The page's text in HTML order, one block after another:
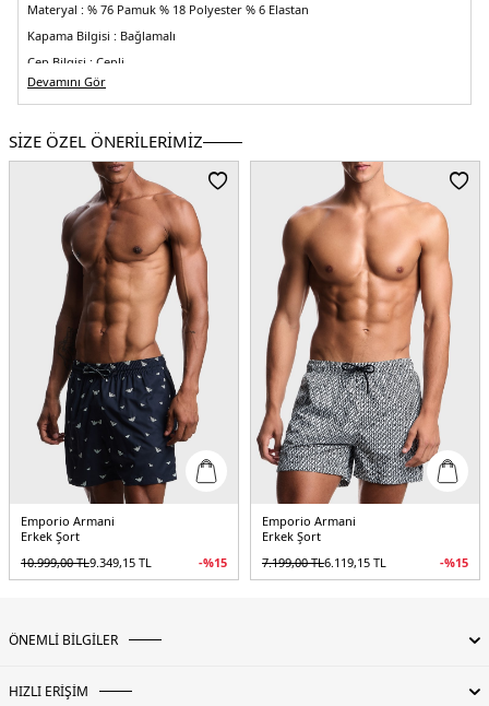
Materyal : % 76 Pamuk % 18 Polyester % 6 Elastan
Kapama Bilgisi : Bağlamalı
Cep Bilgisi : Cepli
Kalıp Bilgisi :Regular Fit , Normal Bel
5DY1EM001403AF10013FC185.07
Devamını Gör
SİZE ÖZEL ÖNERİLERİMİZ
Emporio Armani
Erkek Şort
10.999,00TL9.349,15 TL -%15
Emporio Armani
Erkek Şort
7.199,00TL6.119,15 TL -%15
ÖNEMLİ BİLGİLER
HIZLI ERİŞİM